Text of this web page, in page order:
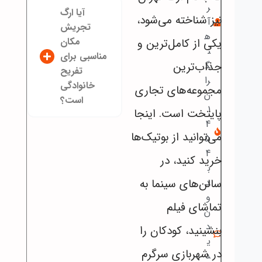
ر
آ
ه
ن
گ
را
ن
1
4
5
4
ب
د
و
ن
د
ی
د
نیز شناخته می‌شود،
یکی از کامل‌ترین و
جذاب‌ترین
مجموعه‌های تجاری
پایتخت است. اینجا
می‌توانید از بوتیک‌ها
خرید کنید، در
سالن‌های سینما به
تماشای فیلم
بنشینید، کودکان را
در شهربازی سرگرم
آیا ارگ
تجریش
مکان
مناسبی برای
تفریح
خانوادگی
است؟